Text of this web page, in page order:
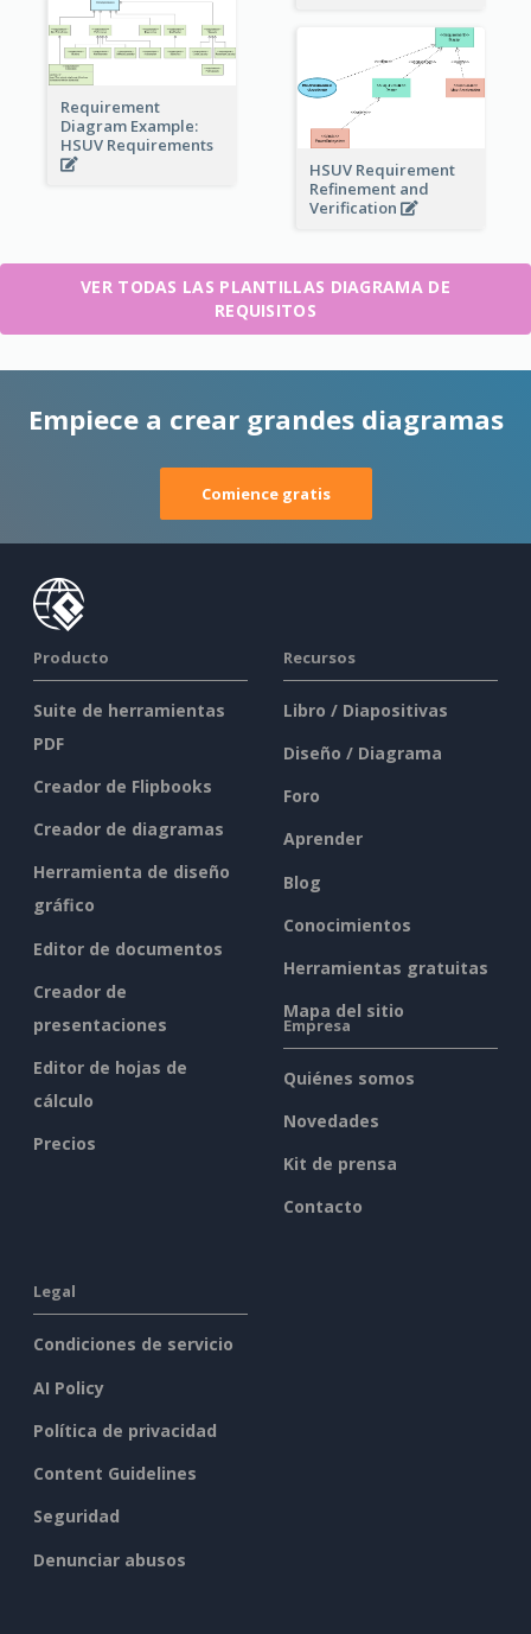
Requirement
Diagram Example:
HSUV Requirements
HSUV Requirement
Refinement and
Verification
VER TODAS LAS PLANTILLAS DIAGRAMA DE
REQUISITOS
Empiece a crear grandes diagramas
Comience gratis
Producto
Suite de herramientas
PDF
Creador de Flipbooks
Creador de diagramas
Herramienta de diseño
gráfico
Editor de documentos
Creador de
presentaciones
Editor de hojas de
cálculo
Precios
Recursos
Libro / Diapositivas
Diseño / Diagrama
Foro
Aprender
Blog
Conocimientos
Herramientas gratuitas
Mapa del sitio
Empresa
Quiénes somos
Novedades
Kit de prensa
Contacto
Legal
Condiciones de servicio
AI Policy
Política de privacidad
Content Guidelines
Seguridad
Denunciar abusos